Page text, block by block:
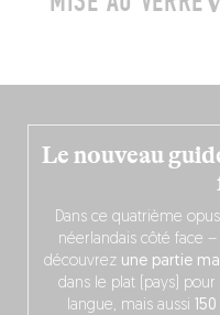
Le nouveau
Dans ce quatrième
néerlandais côté face
découvrez une partie
dans le plat (pays)
langue, mais aussi